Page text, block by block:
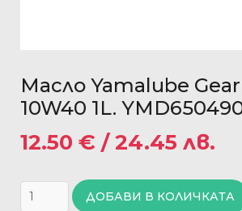
Масло Yamalube
10W40 1L.
12.50 € / 24.45 лв.
ДОБАВИ В КОЛИЧКАТА